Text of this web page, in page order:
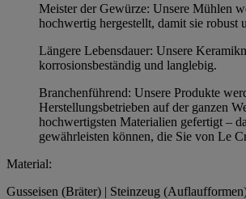
Meister der Gewürze: Unsere Mühlen
hochwertig hergestellt, damit sie robust
Längere Lebensdauer: Unsere
korrosionsbeständig und langlebig.
Branchenführend: Unsere Produkte
Herstellungsbetrieben auf der ganzen
hochwertigsten Materialien gefertigt –
gewährleisten können, die Sie von Le
Material:
Gusseisen (Bräter) | Steinzeug